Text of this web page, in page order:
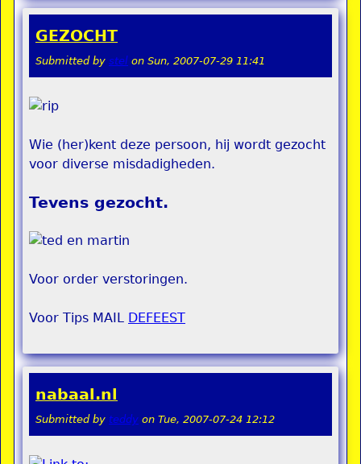
GEZOCHT
Submitted by stel on Sun, 2007-07-29 11:41
Wie (her)kent deze persoon, hij wordt gezocht
voor diverse misdadigheden.
Tevens gezocht.
Voor order verstoringen.
Voor Tips MAIL DEFEEST
nabaal.nl
Submitted by teddy on Tue, 2007-07-24 12:12